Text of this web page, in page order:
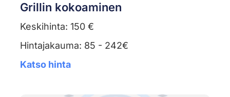
Grillin kokoaminen
Keskihinta: 150 €
Hintajakauma: 85 - 242€
Katso hinta